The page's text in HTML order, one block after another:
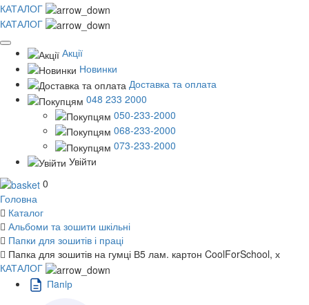
КАТАЛОГ
КАТАЛОГ
Акції
Новинки
Доставка та оплата
048 233 2000
050-233-2000
068-233-2000
073-233-2000
Увійти
0
Головна
Каталог
Альбоми та зошити шкільні
Папки для зошитів і праці
Папка для зошитів на гумці В5 лам. картон CoolForSchool, х
КАТАЛОГ
Пaпiр